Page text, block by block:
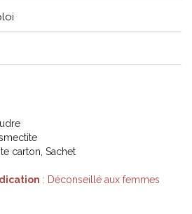
carton, Sachet
: Déconseillé aux femmes